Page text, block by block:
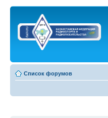
Список форумов